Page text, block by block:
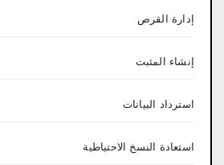
إدارة القرص
إنشاء المثبت
استرداد البيانات
استعادة النسخ الاحتياطية